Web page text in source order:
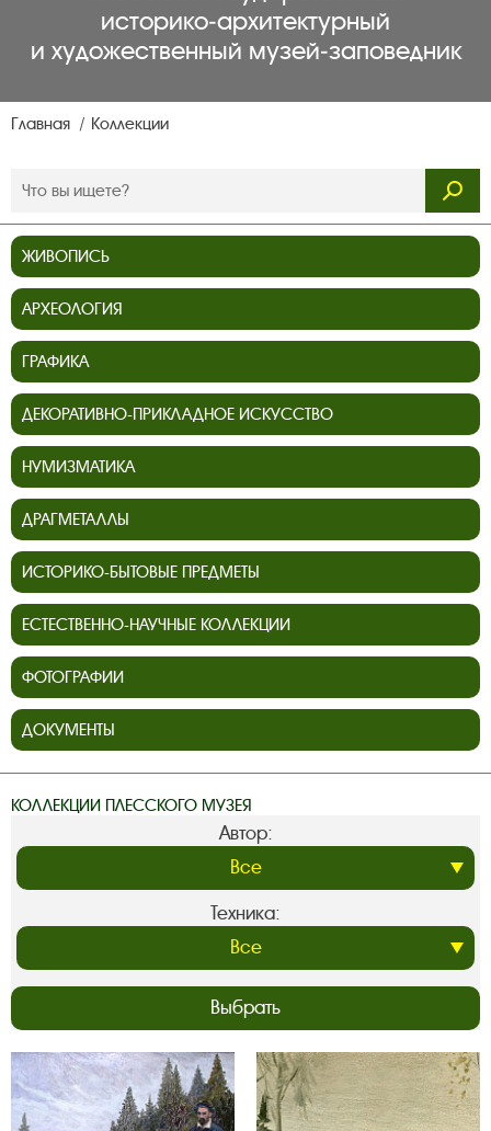
историко‑архитектурный
и художественный музей‑заповедник
Главная Коллекции
ЖИВОПИСЬ
АРХЕОЛОГИЯ
ГРАФИКА
ДЕКОРАТИВНО-ПРИКЛАДНОЕ ИСКУССТВО
НУМИЗМАТИКА
ДРАГМЕТАЛЛЫ
ИСТОРИКО-БЫТОВЫЕ ПРЕДМЕТЫ
ЕСТЕСТВЕННО-НАУЧНЫЕ КОЛЛЕКЦИИ
ФОТОГРАФИИ
ДОКУМЕНТЫ
КОЛЛЕКЦИИ ПЛЕССКОГО МУЗЕЯ
Автор:
Техника:
Выбрать